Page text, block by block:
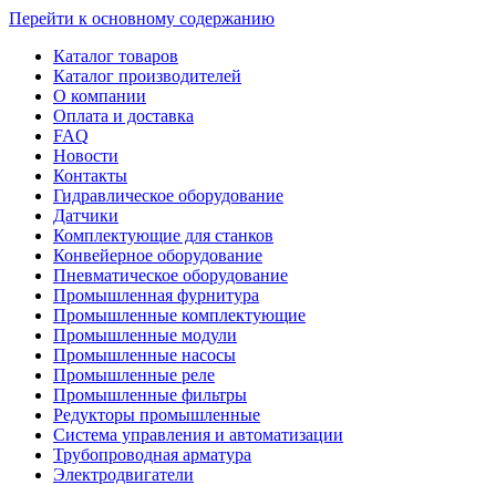
Перейти к основному содержанию
Каталог товаров
Каталог производителей
О компании
Оплата и доставка
FAQ
Новости
Контакты
Гидравлическое оборудование
Датчики
Комплектующие для станков
Конвейерное оборудование
Пневматическое оборудование
Промышленная фурнитура
Промышленные комплектующие
Промышленные модули
Промышленные насосы
Промышленные реле
Промышленные фильтры
Редукторы промышленные
Система управления и автоматизации
Трубопроводная арматура
Электродвигатели